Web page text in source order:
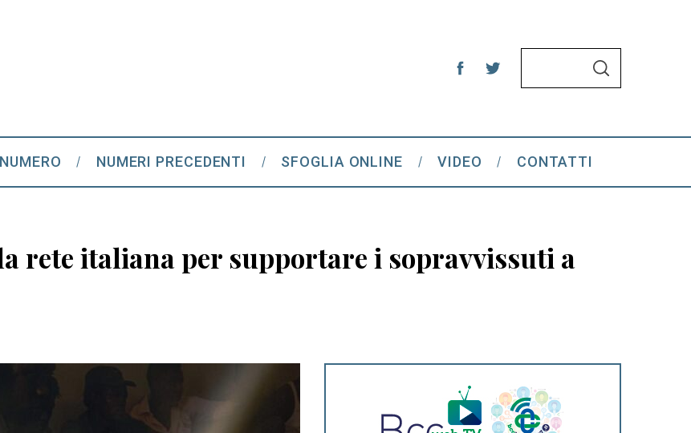
h
f
:
S
NUMERI PRECEDENTI SFOGLIA ONLINE VIDEO CONTATTI
rete italiana per supportare i sopravvissuti a